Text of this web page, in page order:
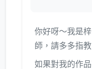
你好呀～我是
師，請多多指教
如果對我的作